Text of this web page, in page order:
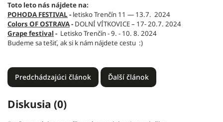
Toto leto nás nájdete na:
POHODA FESTIVAL - letisko Trenčín 11 — 13.7. 2024
Colors OF OSTRAVA- DOLNÍ VÍTKOVICE – 17- 20.7. 2024
Grape festival - Letisko Trenčín - 9. - 10. 8. 2024
Budeme sa tešiť, ak si k nám nájdete cestu :)
Predchádzajúci článok Ďalší článok
Diskusia (0)